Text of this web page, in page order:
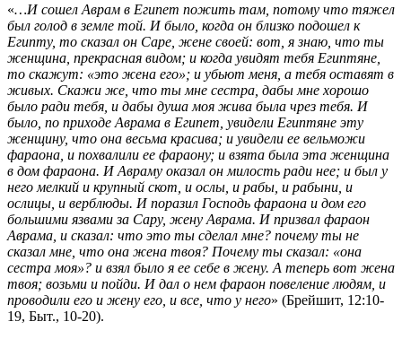
«…И сошел Аврам в Египет пожить там, потому что тяжел
был голод в земле той. И было, когда он близко подошел к
Египту, то сказал он Саре, жене своей: вот, я знаю, что ты
женщина, прекрасная видом; и когда увидят тебя Египтяне,
то скажут: «это жена его»; и убьют меня, а тебя оставят в
живых. Скажи же, что ты мне сестра, дабы мне хорошо
было ради тебя, и дабы душа моя жива была чрез тебя. И
было, по приходе Аврама в Египет, увидели Египтяне эту
женщину, что она весьма красива; и увидели ее вельможи
фараона, и похвалили ее фараону; и взята была эта женщина
в дом фараона. И Авраму оказал он милость ради нее; и был у
него мелкий и крупный скот, и ослы, и рабы, и рабыни, и
ослицы, и верблюды. И поразил Господь фараона и дом его
большими язвами за Сару, жену Аврама. И призвал фараон
Аврама, и сказал: что это ты сделал мне? почему ты не
сказал мне, что она жена твоя? Почему ты сказал: «она
сестра моя»? и взял было я ее себе в жену. А теперь вот жена
твоя; возьми и пойди. И дал о нем фараон повеление людям, и
проводили его и жену его, и все, что у него» (Брейшит, 12:10-
19, Быт., 10-20).